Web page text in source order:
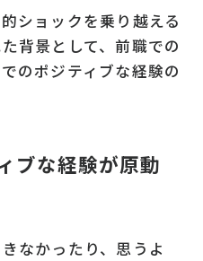
ショックを乗り越える
背景として、前職での
のポジティブな経験の
ブな経験が原動
なかったり、思うよ